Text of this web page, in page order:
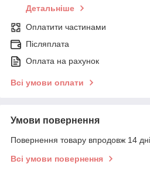
Детальніше
Оплатити частинами
Післяплата
Оплата на рахунок
Всі умови оплати
Умови повернення
Повернення товару впродовж 14
Всі умови повернення